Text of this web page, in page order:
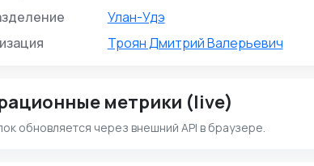
Улан-Удэ
Троян Дмитрий Валерьевич
метрики (live)
обновляется через внешний API в браузере.